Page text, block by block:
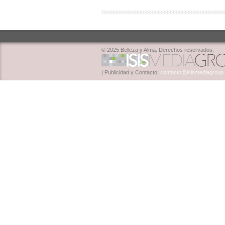
© 2025 Belleza y Alma. Derechos reservados.
| Publicidad y Contacto: